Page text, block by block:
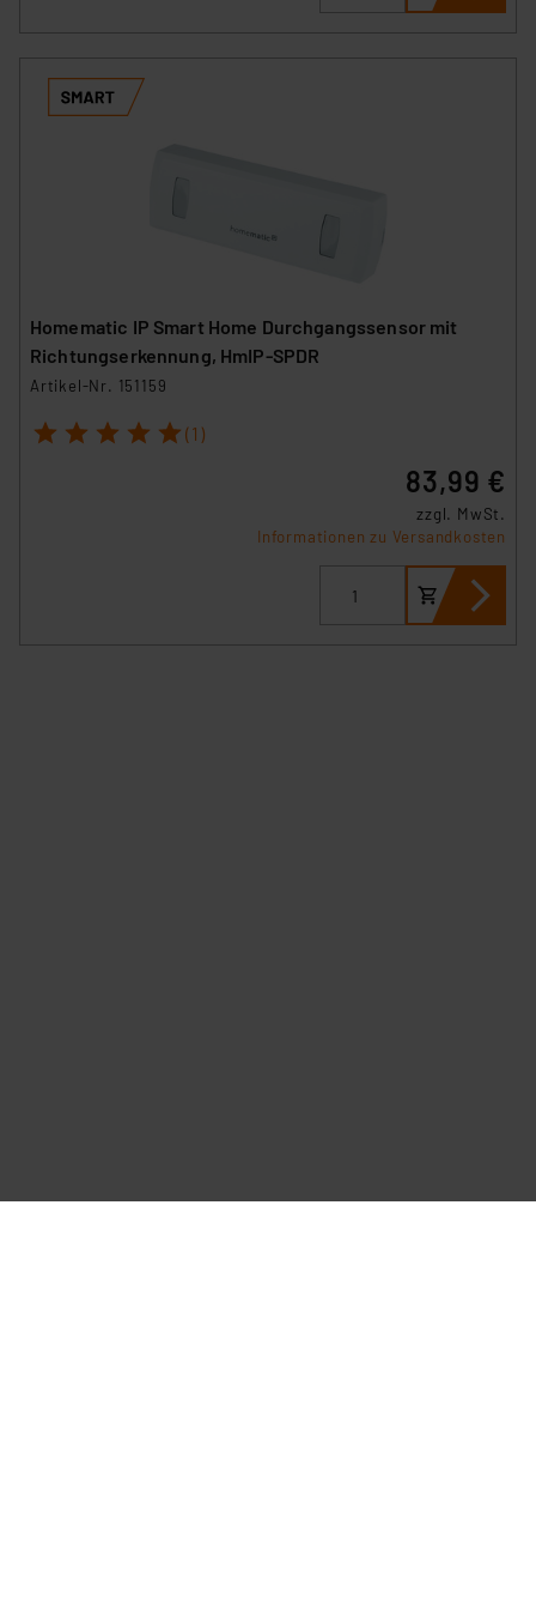
Homematic IP Smart Home Durchgangssensor mit
Richtungserkennung, HmIP-SPDR
Artikel-Nr. 151159
1 2 3 4 5 (1)
83,99 €
zzgl. MwSt.
Informationen zu Versandkosten